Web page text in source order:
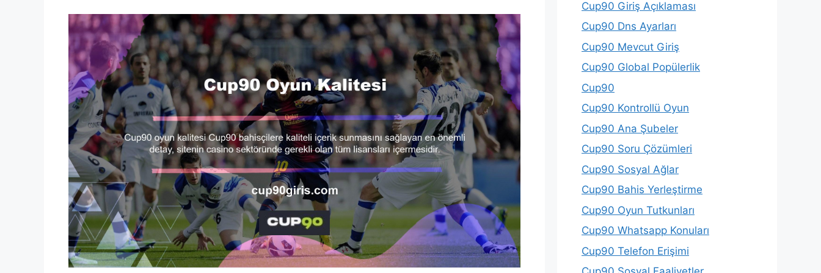
Cup90 Giriş Açıklaması
Cup90 Dns Ayarları
Cup90 Mevcut Giriş
Cup90 Global Popülerlik
Cup90
Cup90 Kontrollü Oyun
Cup90 Ana Şubeler
Cup90 Soru Çözümleri
Cup90 Sosyal Ağlar
Cup90 Bahis Yerleştirme
Cup90 Oyun Tutkunları
Cup90 Whatsapp Konuları
Cup90 Telefon Erişimi